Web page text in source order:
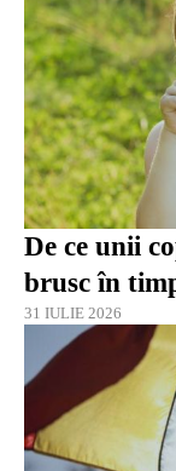
De ce unii
brusc în
31 IULIE 2026